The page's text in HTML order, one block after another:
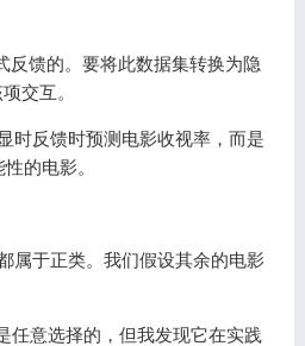
反馈的。要将此数据集转换为隐
交互。
时反馈时预测电影收视率，而是
的电影。
属于正类。我们假设其余的电影
任意选择的，但我发现它在实践